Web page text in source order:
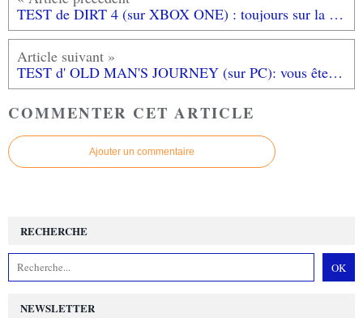
TEST de DIRT 4 (sur XBOX ONE) : toujours sur la bonne voie!
TEST d' OLD MAN'S JOURNEY (sur PC): vous êtes le peintre de cette histoire...
COMMENTER CET ARTICLE
Ajouter un commentaire
NEWSLETTER
RECHERCHE